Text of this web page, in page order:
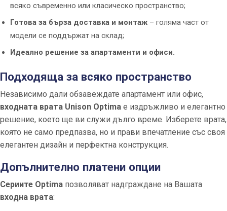
всяко съвременно или класическо пространство;
Готова за бърза доставка и монтаж – голяма част от
модели се поддържат на склад;
Идеално решение за апартаменти и офиси.
Подходяща за всяко пространство
Независимо дали обзавеждате апартамент или офис,
входната врата Unison Optima е издръжливо и елегантно
решение, което ще ви служи дълго време. Изберете врата,
която не само предпазва, но и прави впечатление със своя
елегантен дизайн и перфектна конструкция.
Допълнително платени опции
Сериите Optima позволяват надграждане на Вашата
входна врата: